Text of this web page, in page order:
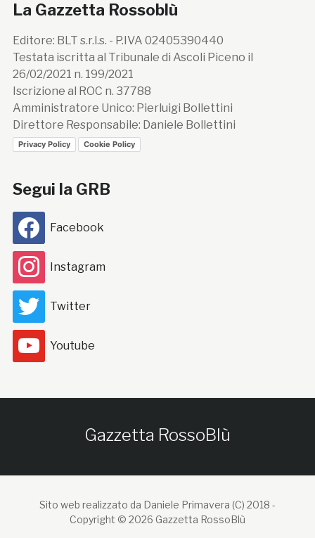
La Gazzetta Rossoblù
Editore: BLT s.r.l.s. - P.IVA 02405390440
Testata iscritta al Tribunale di Ascoli Piceno il
26/02/2021 n. 199/2021
Iscrizione al ROC n. 37788
Amministratore Unico: Pierluigi Bollettini
Direttore Responsabile: Daniele Bollettini
Privacy Policy Cookie Policy
Segui la GRB
Facebook
Instagram
Twitter
Youtube
Gazzetta RossoBlù
Sito web realizzato da Daniele Primavera (C) 2018 -
Copyright © 2026 Gazzetta RossoBlù